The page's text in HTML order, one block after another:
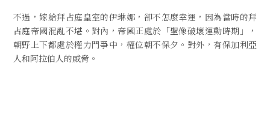
不過，嫁給拜占庭皇室的伊琳娜，卻不怎麼幸運，因為當時的拜
占庭帝國混亂不堪。對內，帝國正處於「聖像破壞運動時期」，
朝野上下都處於權力鬥爭中，權位朝不保夕。對外，有保加利亞
人和阿拉伯人的威脅。